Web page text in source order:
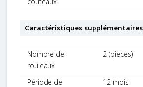
Caractéristiques supplémentaires
Nombre de
rouleaux
2 (pièces)
Période de
12 mois